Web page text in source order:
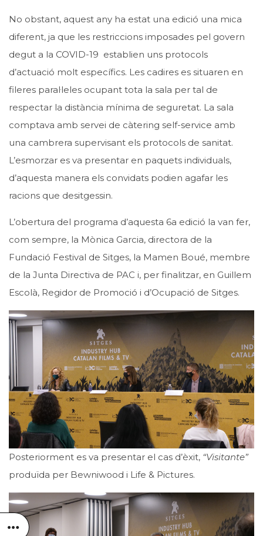
No obstant, aquest any ha estat una edició una mica
diferent, ja que les restriccions imposades pel govern
degut a la COVID-19 establien uns protocols
d’actuació molt específics. Les cadires es situaren en
fileres paral·leles ocupant tota la sala per tal de
respectar la distància mínima de seguretat. La sala
comptava amb servei de càtering self-service amb
una cambrera supervisant els protocols de sanitat.
L’esmorzar es va presentar en paquets individuals,
d’aquesta manera els convidats podien agafar les
racions que desitgessin.
L’obertura del programa d’aquesta 6a edició la van fer,
com sempre, la Mònica Garcia, directora de la
Fundació Festival de Sitges, la Mamen Boué, membre
de la Junta Directiva de PAC i, per finalitzar, en Guillem
Escolà, Regidor de Promoció i d’Ocupació de Sitges.
Posteriorment es va presentar el cas d’èxit, “Visitante”
produïda per Bewniwood i Life & Pictures.